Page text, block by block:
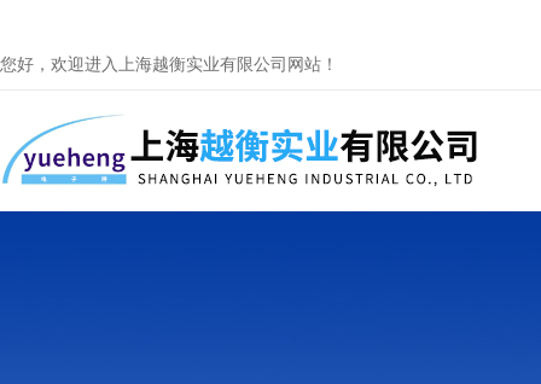
您好，欢迎进入上海越衡实业有限公司网站！